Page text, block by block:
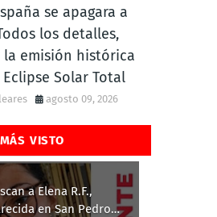
se apagara a
los detalles,
la emisión histórica
Solar Total
agosto 09, 2026
VISTO
a Elena R.F.,
en San Pedro